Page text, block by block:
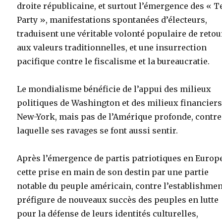
droite républicaine, et surtout l’émergence des «
Party », manifestations spontanées d’électeurs,
traduisent une véritable volonté populaire de
aux valeurs traditionnelles, et une insurrection
pacifique contre le fiscalisme et la bureaucratie.
Le mondialisme bénéficie de l’appui des milieux
politiques de Washington et des milieux
New-York, mais pas de l’Amérique profonde, contre
laquelle ses ravages se font aussi sentir.
Après l’émergence de partis patriotiques en
cette prise en main de son destin par une partie
notable du peuple américain, contre
préfigure de nouveaux succès des peuples en lutte
pour la défense de leurs identités culturelles,